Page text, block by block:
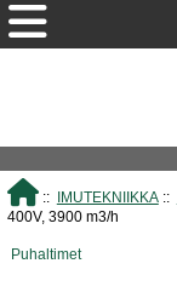
:: IMUTEKNIIKKA::
400V, 3900 m3/h
Puhaltimet